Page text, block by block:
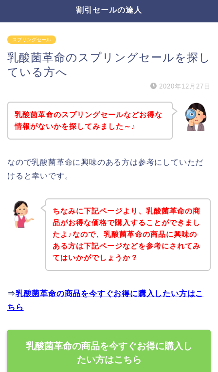
割引セールの達人
スプリングセール
乳酸菌革命のスプリングセールを探し
ている方へ
2020年12月27日
乳酸菌革命のスプリングセールなどお得な
情報がないかを探してみました～♪
なので乳酸菌革命に興味のある方は参考にしていただ
けると幸いです。
ちなみに下記ページより、乳酸菌革命の商
品がお得な価格で購入することができまし
たよ♪なので、乳酸菌革命の商品に興味の
ある方は下記ページなどを参考にされてみ
てはいかがでしょうか？
⇒乳酸菌革命の商品を今すぐお得に購入したい方はこ
ちら
乳酸菌革命の商品を今すぐお得に購入し
たい方はこちら